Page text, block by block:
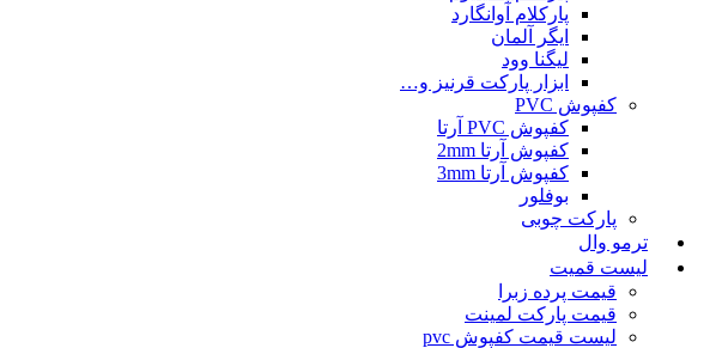
پارکلام آوانگارد
ایگر آلمان
لیگنا وود
ابزار پارکت قرنیز و…
کفپوش PVC
کفپوش PVC آرتا
کفپوش آرتا 2mm
کفپوش آرتا 3mm
بوفلور
پارکت چوبی
ترمو وال
لیست قمیت
قیمت پرده زبرا
قیمت پارکت لمینت
لیست قیمت کفپوش pvc